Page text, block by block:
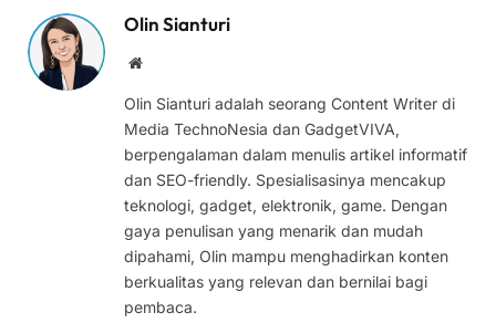
Olin Sianturi
Website
Olin Sianturi adalah seorang Content Writer di
Media TechnoNesia dan GadgetVIVA,
berpengalaman dalam menulis artikel informatif
dan SEO-friendly. Spesialisasinya mencakup
teknologi, gadget, elektronik, game. Dengan
gaya penulisan yang menarik dan mudah
dipahami, Olin mampu menghadirkan konten
berkualitas yang relevan dan bernilai bagi
pembaca.